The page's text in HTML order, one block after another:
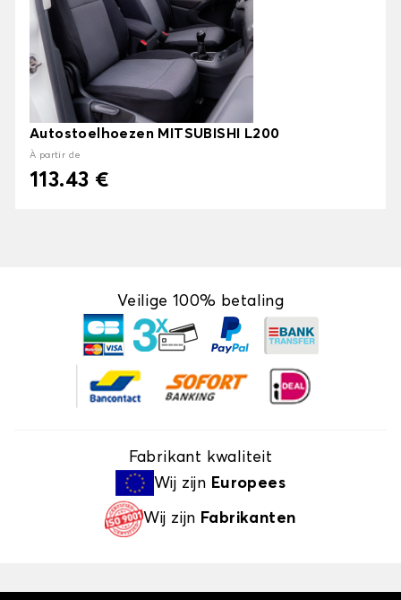
Autostoelhoezen MITSUBISHI L200
À partir de
113.43 €
Veilige 100% betaling
Fabrikant kwaliteit
Wij zijn Europees
Wij zijn Fabrikanten